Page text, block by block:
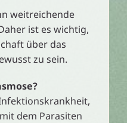
weitreichende
ist es wichtig,
über das
zu sein.
dem Parasiten